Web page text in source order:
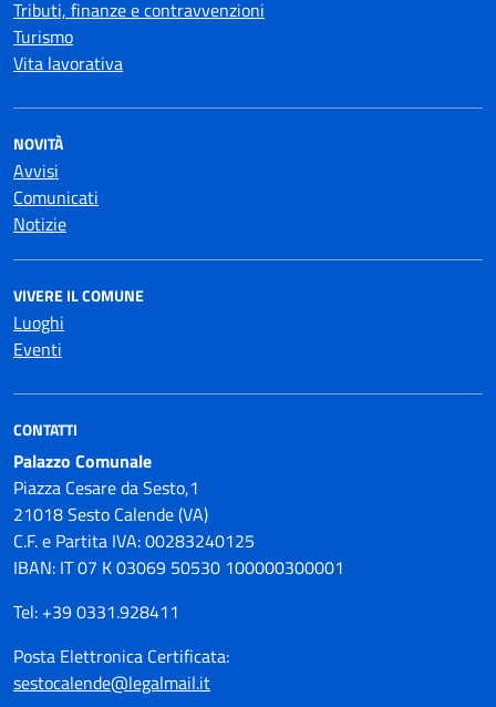
Tributi, finanze e contravvenzioni
Turismo
Vita lavorativa
NOVITÀ
Avvisi
Comunicati
Notizie
VIVERE IL COMUNE
Luoghi
Eventi
CONTATTI
Palazzo Comunale
Piazza Cesare da Sesto,1
21018 Sesto Calende (VA)
C.F. e Partita IVA: 00283240125
IBAN: IT 07 K 03069 50530 100000300001
Tel: +39 0331.928411
Posta Elettronica Certificata:
sestocalende@legalmail.it